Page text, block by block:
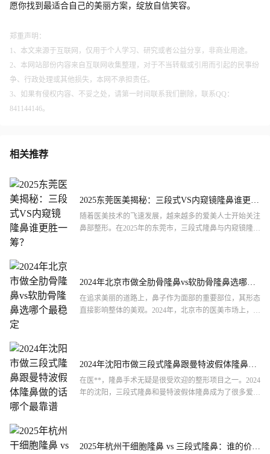
愿你找到最适合自己的美丽方案，绽放自信笑容。
郑重声明：
1、本文来源于互联网，仅用于个人学习、研究或者公益分享，非商业用途。
2、本网站部份内容来自互联网收集整理，对于不当转载或引用而引起的民事纷
争、行政处理或其他损失，本网不承担责任。
3、如果有侵权内容、不妥之处，请第一时间联系我们删除，联系QQ：
841144146。
相关推荐
2025东莞医美揭秘：三段式VS内窥镜隆鼻谁更胜
一筹？
随着医美技术的飞速发展，越来越多的爱美人士开始关注
鼻部整形。在2025年的东莞市，三段式隆鼻与内窥镜隆鼻
2024年北京市做全肋骨隆鼻vs软肋骨隆鼻选哪个
最稳定
在追求美丽的道路上，鼻子作为面部的重要部位，其形态
直接影响整体的美观。2024年，北京市的医美市场上，全
2024年沈阳市做三段式隆鼻跟曼特波假体隆鼻做
的话哪个最靠谱
在医**，隆鼻手术无疑是很受欢迎的整形项目之一。2024
年的沈阳，三段式隆鼻和曼特波假体隆鼻成为了很多爱美
2025年杭州干细胞隆鼻 vs 三段式隆鼻：谁的价格